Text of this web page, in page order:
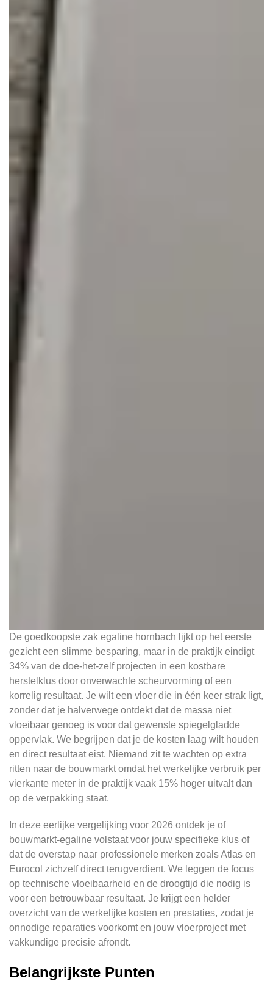
De goedkoopste zak egaline hornbach lijkt op het eerste
gezicht een slimme besparing, maar in de praktijk eindigt
34% van de doe-het-zelf projecten in een kostbare
herstelklus door onverwachte scheurvorming of een
korrelig resultaat. Je wilt een vloer die in één keer strak ligt,
zonder dat je halverwege ontdekt dat de massa niet
vloeibaar genoeg is voor dat gewenste spiegelgladde
oppervlak. We begrijpen dat je de kosten laag wilt houden
en direct resultaat eist. Niemand zit te wachten op extra
ritten naar de bouwmarkt omdat het werkelijke verbruik per
vierkante meter in de praktijk vaak 15% hoger uitvalt dan
op de verpakking staat.
In deze eerlijke vergelijking voor 2026 ontdek je of
bouwmarkt-egaline volstaat voor jouw specifieke klus of
dat de overstap naar professionele merken zoals Atlas en
Eurocol zichzelf direct terugverdient. We leggen de focus
op technische vloeibaarheid en de droogtijd die nodig is
voor een betrouwbaar resultaat. Je krijgt een helder
overzicht van de werkelijke kosten en prestaties, zodat je
onnodige reparaties voorkomt en jouw vloerproject met
vakkundige precisie afrondt.
Belangrijkste Punten